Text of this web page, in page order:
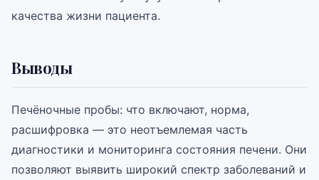
качества жизни пациента.
Выводы
Печёночные пробы: что включают, норма,
расшифровка — это неотъемлемая часть
диагностики и мониторинга состояния печени. Они
позволяют выявить широкий спектр заболеваний и